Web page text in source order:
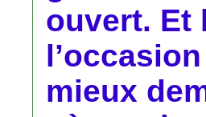
ouvert. Et
mieux